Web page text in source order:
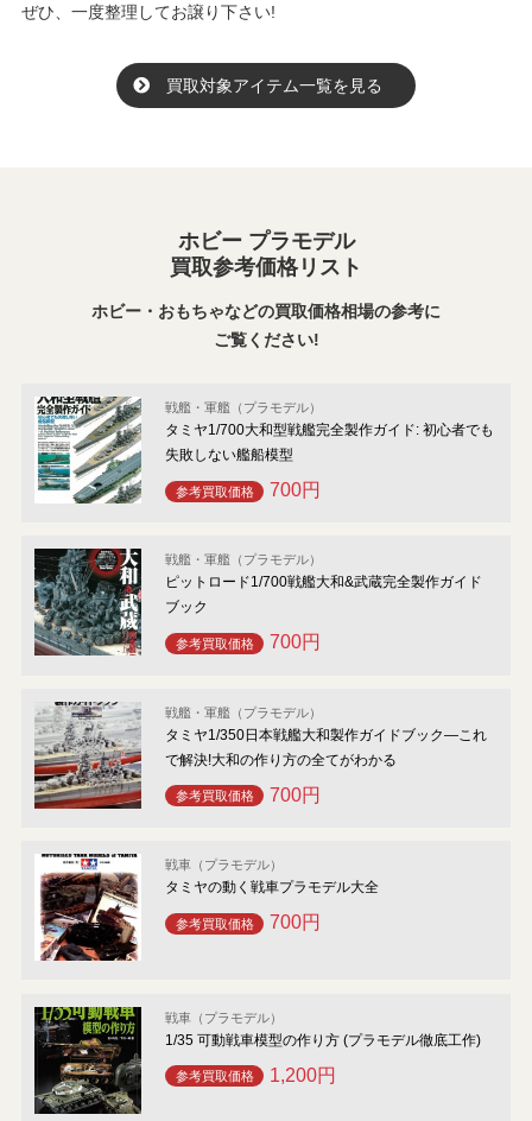
ぜひ、一度整理してお譲り下さい!
買取対象アイテム一覧を見る
ホビー プラモデル
買取参考価格リスト
ホビー・おもちゃなどの買取価格相場の参考に
ご覧ください!
戦艦・軍艦（プラモデル）
タミヤ1/700大和型戦艦完全製作ガイド: 初心者でも
失敗しない艦船模型
参考買取価格 700円
戦艦・軍艦（プラモデル）
ピットロード1/700戦艦大和&武蔵完全製作ガイド
ブック
参考買取価格 700円
戦艦・軍艦（プラモデル）
タミヤ1/350日本戦艦大和製作ガイドブック―これ
で解決!大和の作り方の全てがわかる
参考買取価格 700円
戦車（プラモデル）
タミヤの動く戦車プラモデル大全
参考買取価格 700円
戦車（プラモデル）
1/35 可動戦車模型の作り方 (プラモデル徹底工作)
参考買取価格 1,200円